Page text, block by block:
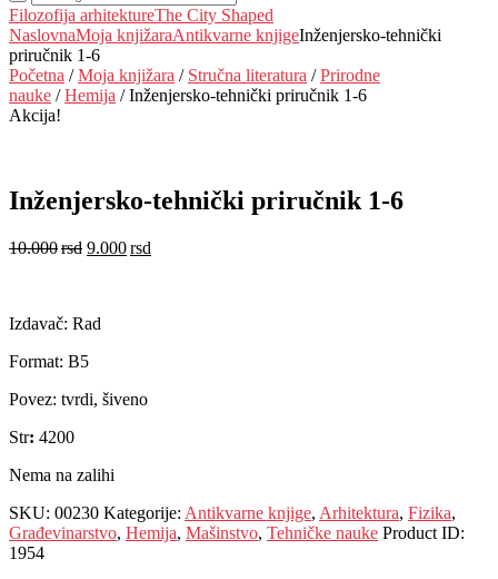
Filozofija arhitektureThe City Shaped
NaslovnaMoja knjižaraAntikvarne knjigeInženjersko-tehnički
priručnik 1-6
Početna /Moja knjižara / Stručna literatura /Prirodne
nauke /Hemija / Inženjersko-tehnički priručnik 1-6
Akcija!
Inženjersko-tehnički priručnik 1-6
10.000rsd 9.000rsd
Izdavač: Rad
Format: B5
Povez: tvrdi, šiveno
Str: 4200
Nema na zalihi
SKU: 00230 Kategorije: Antikvarne knjige, Arhitektura, Fizika,
Građevinarstvo, Hemija, Mašinstvo, Tehničke nauke Product ID:
1954